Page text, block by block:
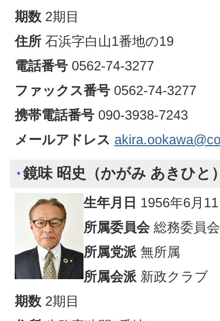
期数 2期目
住所 石浜字白山1番地の19
電話番号 0562-74-3277
ファックス番号 0562-74-3277
携帯電話番号 090-3938-7243
メールアドレス
鏡味 昭史（かがみ あきひと
生年月日 1956年6月
所属委員会総務委員会
所属党派 無所属
所属会派 新政クラブ
期数 2期目